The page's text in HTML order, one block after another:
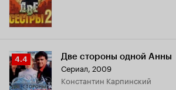
Рейтинг
Кинопоиска
4.4
4.4 Две стороны одной Анны
Сериал, 2009
Константин Карпинский